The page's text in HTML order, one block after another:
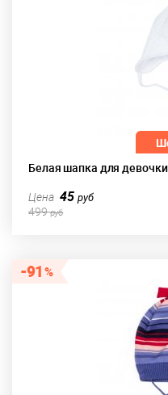
Белая шапка для
Цена 45руб
499руб
91